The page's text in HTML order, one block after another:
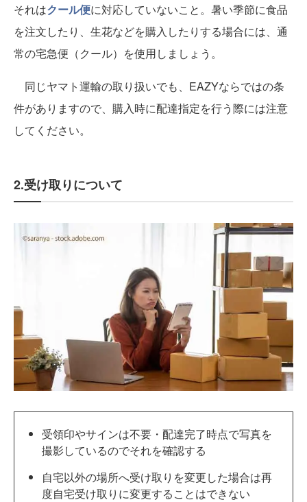
それはクール便に対応していないこと。暑い季節に食品
を注文したり、生花などを購入したりする場合には、通
常の宅急便（クール）を使用しましょう。
同じヤマト運輸の取り扱いでも、EAZYならではの条
件がありますので、購入時に配達指定を行う際には注意
してください。
2.受け取りについて
受領印やサインは不要・配達完了時点で写真を
撮影しているのでそれを確認する
自宅以外の場所へ受け取りを変更した場合は再
度自宅受け取りに変更することはできない